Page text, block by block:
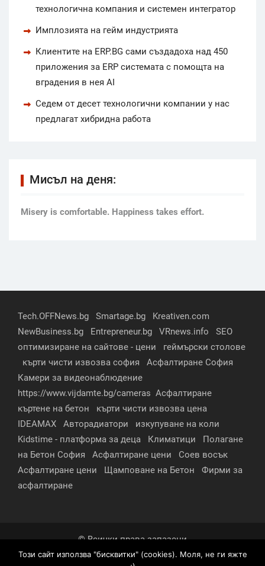
технологична компания и системен интегратор
Имплозията на гейм индустрията
Клиентите на ERP.BG сами създадоха над 450
приложения за ERP системата с помощта на
вградения в нея AI
Седем от десет технологични компании у нас
предлагат хибридна работа
Мисъл на деня:
Мisery is comfortable. Happiness takes effort.
Tech.OFFNews.bg Smartage.bg
Kreativen.com
NewBusiness.bg
Entrepreneur.bg VRnews.info
SEO
оптимизиране на сайтове - цени
геймърски столове
кърти чисти извозва софия
Асфалтиране София
Камери за видеонаблюдение
https://www.vijdamte.bg/cameras Асфалтиране
къртене на бетон
кърти чисти извозва цена
IDEAMAX
Авторадиатори
изкупуване на коли
Kidstime - платформа за деца
Климатици
Полагане
на Бетон София
Асфалтиране цени
Соев восък
Асфалтиране цени
Щамповане на Бетон
Фирми за
асфалтиране
© Всички права запазени
За нас
Контакти Реклама Партньори
Този сайт използва "бисквитки" (cookies). Моля, не ги яжте